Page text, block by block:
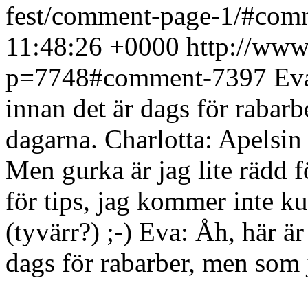
fest/comment-page-1/
11:48:26 +0000 http://
p=7748#comment-7397
innan det är dags för
dagarna. Charlotta:
Men gurka är jag lite rädd
för tips, jag kommer inte
(tyvärr?) ;-) Eva: Åh, här
dags för rabarber, men